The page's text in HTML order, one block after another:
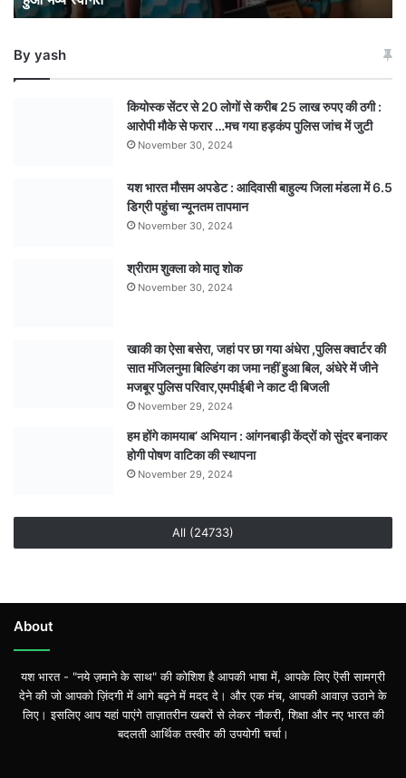
भव्य
By yash
कियोस्क सेंटर से 20 लोगों से करीब 25 लाख रुपए की ठगी :
आरोपी मौके से फरार …मच गया हड़कंप पुलिस जांच में जुटी
November 30, 2024
यश भारत मौसम अपडेट : आदिवासी बाहुल्य जिला मंडला में 6.5
डिग्री पहुंचा न्यूनतम तापमान
November 30, 2024
श्रीराम शुक्ला को मातृ शोक
November 30, 2024
खाकी का ऐसा बसेरा, जहां पर छा गया अंधेरा ,पुलिस क्वार्टर की
सात मंजिलनुमा बिल्डिंग का जमा नहीं हुआ बिल, अंधेरे में जीने
मजबूर पुलिस परिवार,एमपीईबी ने काट दी बिजली
November 29, 2024
हम होंगे कामयाब’ अभियान : आंगनबाड़ी केंद्रों को सुंदर बनाकर
होगी पोषण वाटिका की स्थापना
November 29, 2024
All (24733)
About
यश भारत - "नये ज़माने के साथ" की कोशिश है आपकी भाषा में, आपके लिए ऎसी सामग्री
देने की जो आपको ज़िंदगी में आगे बढ़ने में मदद दे। और एक मंच, आपकी आवाज़ उठाने के
लिए। इसलिए आप यहां पाएंगे ताज़ातरीन खबरों से लेकर नौकरी, शिक्षा और नए भारत की
बदलती आर्थिक तस्वीर की उपयोगी चर्चा।